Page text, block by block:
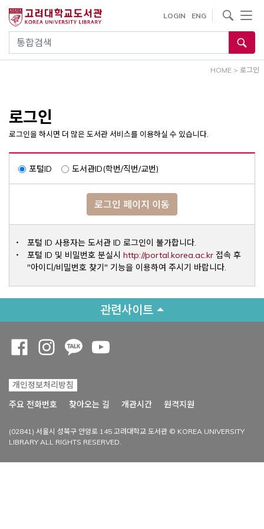
건
통합검색
LOGIN ENG
사이트내 검색
HOME > 로그인
로그인
로그인을 하시면 더 많은 도서관 서비스를 이용하실 수 있습니다.
포털ID 도서관ID(학번/직번/교번)
로그인 페이지 이동
포털 ID 사용자는 도서관 ID 로그인이 불가합니다.
포털 ID 및 비밀번호 분실시 http://portal.korea.ac.krOpens a
접속 후
"아이디/비밀번호 찾기" 기능을 이용하여 주시기 바랍니다.
관련사이트
개인정보처리방침
주요 전화번호
찾아오는 길 개관시간 원격지원
(02841) 서울시 성북구 안암로 145 고려대학교 도서관 © KOREA UNIVERSITY
LIBRARY ALL RIGHTS RESERVED.
Opens a new window
Opens a new window
Opens a new window